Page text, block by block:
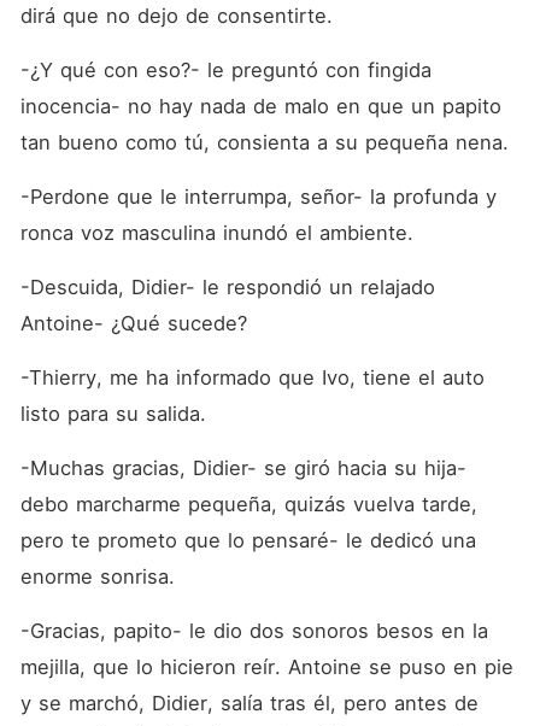
dirá que no dejo de consentirte.
-¿Y qué con eso?- le preguntó con fingida
inocencia- no hay nada de malo en que un papito
tan bueno como tú, consienta a su pequeña nena.
-Perdone que le interrumpa, señor- la profunda y
ronca voz masculina inundó el ambiente.
-Descuida, Didier- le respondió un relajado
Antoine- ¿Qué sucede?
-Thierry, me ha informado que Ivo, tiene el auto
listo para su salida.
-Muchas gracias, Didier- se giró hacia su hija-
debo marcharme pequeña, quizás vuelva tarde,
pero te prometo que lo pensaré- le dedicó una
enorme sonrisa.
-Gracias, papito- le dio dos sonoros besos en la
mejilla, que lo hicieron reír. Antoine se puso en pie
y se marchó, Didier, salía tras él, pero antes de